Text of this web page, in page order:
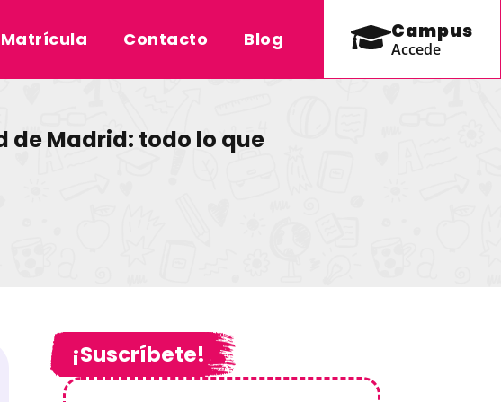
Matrícula Contacto Blog Campus
Accede
Madrid: todo lo que
¡Suscríbete!